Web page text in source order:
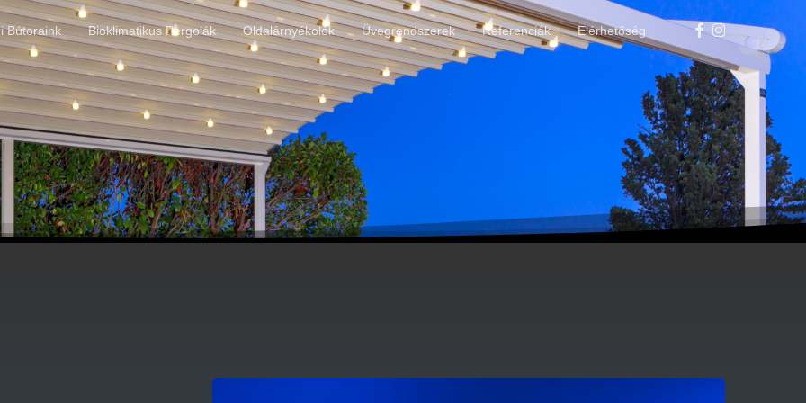
Bútoraink Bioklimatikus Pergolák Oldalárnyékolók Üvegrendszerek Referenciák Elérhetőség Facebook
Instagram